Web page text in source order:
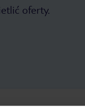
oferty.